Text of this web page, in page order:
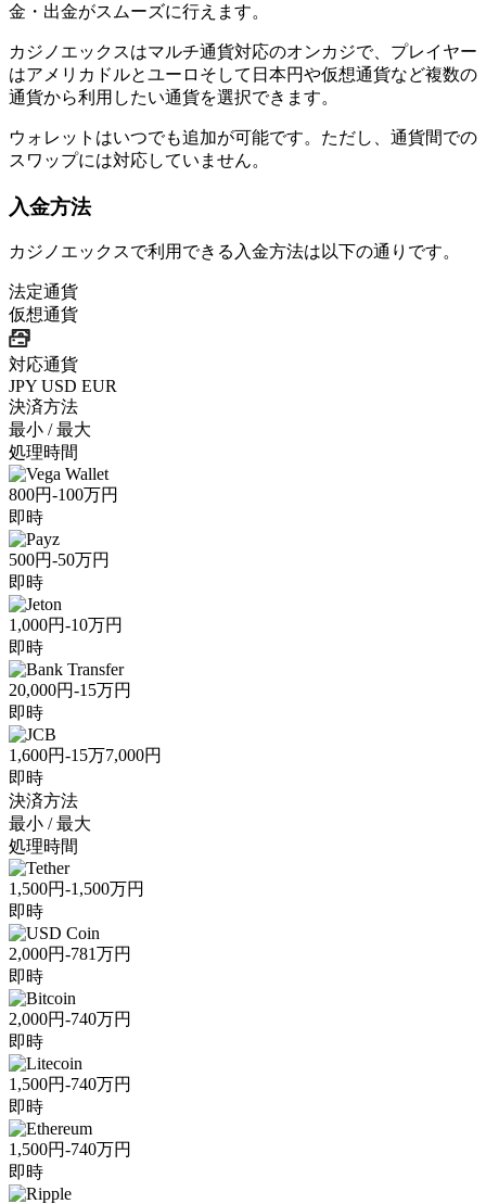
金・出金がスムーズに行えます。
カジノエックスはマルチ通貨対応のオンカジで、プレイヤー
はアメリカドルとユーロそして日本円や仮想通貨など複数の
通貨から利用したい通貨を選択できます。
ウォレットはいつでも追加が可能です。ただし、通貨間での
スワップには対応していません。
入金方法
カジノエックスで利用できる入金方法は以下の通りです。
法定通貨
仮想通貨
対応通貨
JPY USD EUR
決済方法
最小 / 最大
処理時間
800円-100万円
即時
500円-50万円
即時
1,000円-10万円
即時
20,000円-15万円
即時
1,600円-15万7,000円
即時
決済方法
最小 / 最大
処理時間
1,500円-1,500万円
即時
2,000円-781万円
即時
2,000円-740万円
即時
1,500円-740万円
即時
1,500円-740万円
即時